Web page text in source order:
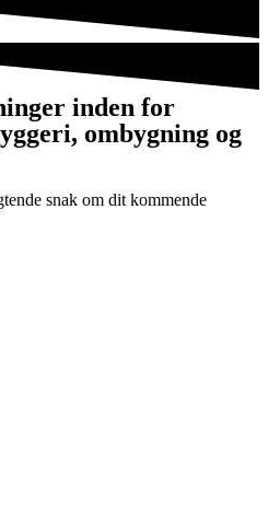
inden for
ombygning og
snak om dit kommende